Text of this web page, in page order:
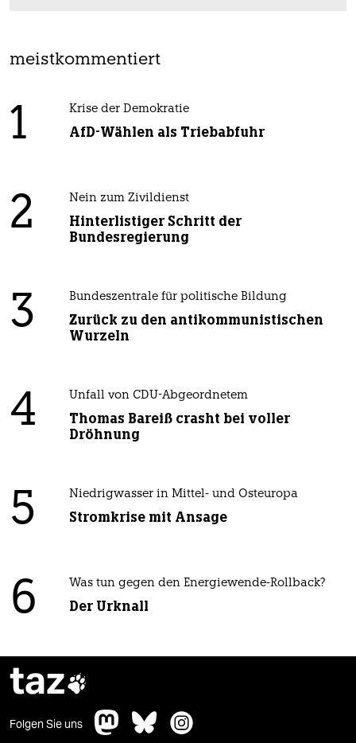
meistkommentiert
1 Krise der Demokratie
AfD-Wählen als Triebabfuhr
2 Nein zum Zivildienst
Hinterlistiger Schritt der
Bundesregierung
3 Bundeszentrale für politische Bildung
Zurück zu den antikommunistischen
Wurzeln
4 Unfall von CDU-Abgeordnetem
Thomas Bareiß crasht bei voller
Dröhnung
5 Niedrigwasser in Mittel- und Osteuropa
Stromkrise mit Ansage
6 Was tun gegen den Energiewende-Rollback?
Der Urknall
taz
Folgen Sie uns